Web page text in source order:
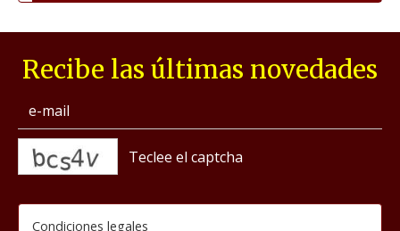
Recibe las últimas novedades
Condiciones legales